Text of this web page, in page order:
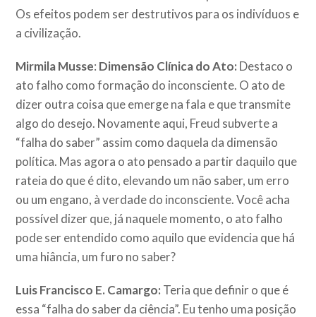
Os efeitos podem ser destrutivos para os indivíduos e
a civilização.
Mirmila Musse: Dimensão Clínica do Ato: Destaco o
ato falho como formação do inconsciente. O ato de
dizer outra coisa que emerge na fala e que transmite
algo do desejo. Novamente aqui, Freud subverte a
“falha do saber” assim como daquela da dimensão
política. Mas agora o ato pensado a partir daquilo que
rateia do que é dito, elevando um não saber, um erro
ou um engano, à verdade do inconsciente. Você acha
possível dizer que, já naquele momento, o ato falho
pode ser entendido como aquilo que evidencia que há
uma hiância, um furo no saber?
Luis Francisco E. Camargo: Teria que definir o que é
essa “falha do saber da ciência”. Eu tenho uma posição